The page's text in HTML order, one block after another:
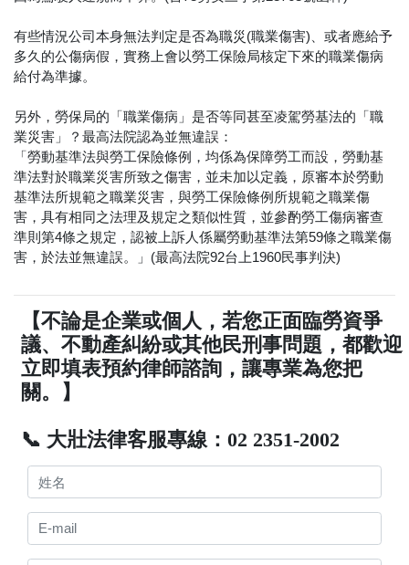
有些情況公司本身無法判定是否為職災(職業傷害)、或者應給予
多久的公傷病假，實務上會以勞工保險局核定下來的職業傷病
給付為準據。
另外，勞保局的「職業傷病」是否等同甚至凌駕勞基法的「職
業災害」？最高法院認為並無違誤：
「勞動基準法與勞工保險條例，均係為保障勞工而設，勞動基
準法對於職業災害所致之傷害，並未加以定義，原審本於勞動
基準法所規範之職業災害，與勞工保險條例所規範之職業傷
害，具有相同之法理及規定之類似性質，並參酌勞工傷病審查
準則第4條之規定，認被上訴人係屬勞動基準法第59條之職業傷
害，於法並無違誤。」(最高法院92台上1960民事判決)
【不論是企業或個人，若您正面臨勞資爭
議、不動產糾紛或其他民刑事問題，都歡迎
立即填表預約律師諮詢，讓專業為您把
關。】
📞 大壯法律客服專線：02 2351-2002